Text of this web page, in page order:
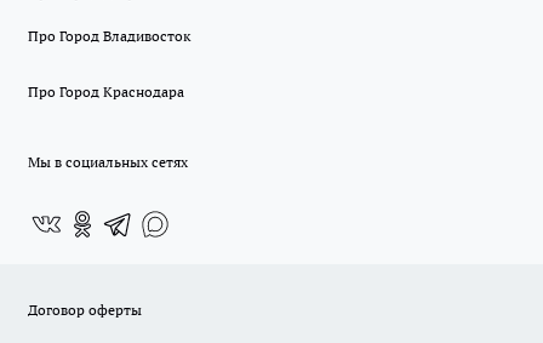
Про Город Владивосток
Про Город Краснодара
Мы в социальных сетях
Договор оферты